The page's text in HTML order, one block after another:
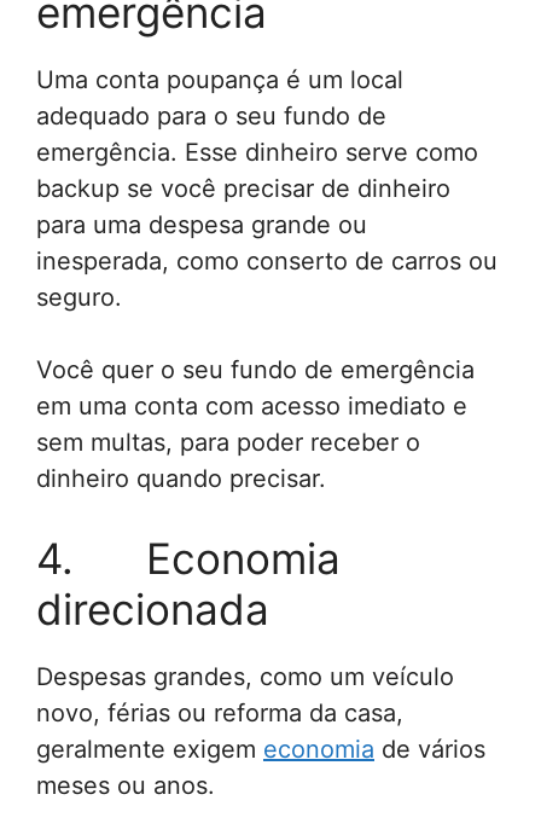
emergência
Uma conta poupança é um local
adequado para o seu fundo de
emergência. Esse dinheiro serve como
backup se você precisar de dinheiro
para uma despesa grande ou
inesperada, como conserto de carros ou
seguro.
Você quer o seu fundo de emergência
em uma conta com acesso imediato e
sem multas, para poder receber o
dinheiro quando precisar.
4. Economia
direcionada
Despesas grandes, como um veículo
novo, férias ou reforma da casa,
geralmente exigem economia de vários
meses ou anos.